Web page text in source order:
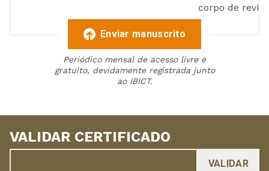
corpo de
Enviar manuscrito
Periódico mensal de acesso livre e
gratuito, devidamente registrada junto
ao IBICT.
VALIDAR CERTIFICADO